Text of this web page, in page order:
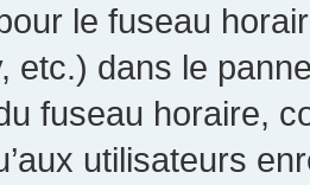
le fuseau
etc.) dans le
fuseau horaire,
utilisateurs